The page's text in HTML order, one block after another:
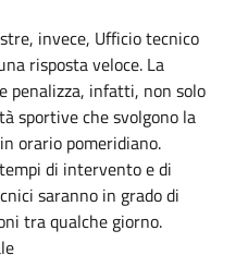
invece, Ufficio tecnico
risposta veloce. La
penalizza, infatti, non solo
sportive che svolgono la
orario pomeridiano.
di intervento e di
saranno in grado di
tra qualche giorno.